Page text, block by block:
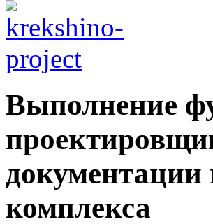
Выполнение
документации
комплекса